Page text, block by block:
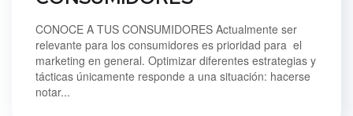
CONOCE A TUS CONSUMIDORES Actualmente ser
relevante para los consumidores es prioridad para el
marketing en general. Optimizar diferentes estrategias y
tácticas únicamente responde a una situación: hacerse
notar...